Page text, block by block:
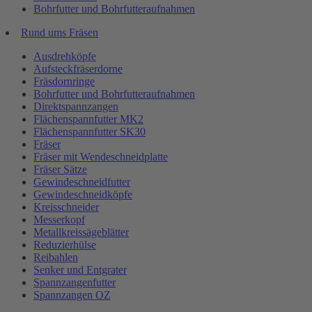
Bohrfutter und Bohrfutteraufnahmen
Rund ums Fräsen
Ausdrehköpfe
Aufsteckfräserdorne
Fräsdornringe
Bohrfutter und Bohrfutteraufnahmen
Direktspannzangen
Flächenspannfutter MK2
Flächenspannfutter SK30
Fräser
Fräser mit Wendeschneidplatte
Fräser Sätze
Gewindeschneidfutter
Gewindeschneidköpfe
Kreisschneider
Messerkopf
Metallkreissägeblätter
Reduzierhülse
Reibahlen
Senker und Entgrater
Spannzangenfutter
Spannzangen OZ